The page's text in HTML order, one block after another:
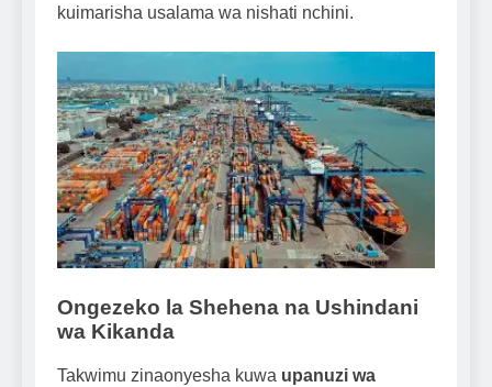
kuimarisha usalama wa nishati nchini.
Ongezeko la Shehena na Ushindani
wa Kikanda
Takwimu zinaonyesha kuwa upanuzi wa